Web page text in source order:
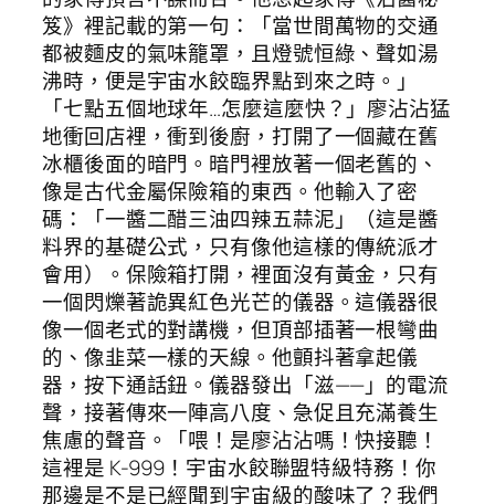
笈》裡記載的第一句：「當世間萬物的交通
都被麵皮的氣味籠罩，且燈號恒綠、聲如湯
沸時，便是宇宙水餃臨界點到來之時。」
「七點五個地球年…怎麼這麼快？」廖沾沾猛
地衝回店裡，衝到後廚，打開了一個藏在舊
冰櫃後面的暗門。暗門裡放著一個老舊的、
像是古代金屬保險箱的東西。他輸入了密
碼：「一醬二醋三油四辣五蒜泥」（這是醬
料界的基礎公式，只有像他這樣的傳統派才
會用）。保險箱打開，裡面沒有黃金，只有
一個閃爍著詭異紅色光芒的儀器。這儀器很
像一個老式的對講機，但頂部插著一根彎曲
的、像韭菜一樣的天線。他顫抖著拿起儀
器，按下通話鈕。儀器發出「滋——」的電流
聲，接著傳來一陣高八度、急促且充滿養生
焦慮的聲音。「喂！是廖沾沾嗎！快接聽！
這裡是 K-999！宇宙水餃聯盟特級特務！你
那邊是不是已經聞到宇宙級的酸味了？我們